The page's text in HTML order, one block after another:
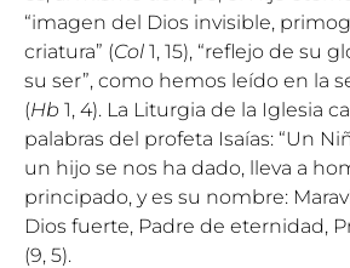
“imagen del Dios invisible,
criatura” (Col 1, 15), “reflejo de su
su ser”, como hemos leído en la
(Hb 1, 4). La Liturgia de la Iglesia
palabras del profeta Isaías: “Un
un hijo se nos ha dado, lleva a
principado, y es su nombre:
Dios fuerte, Padre de eternidad,
(9, 5).